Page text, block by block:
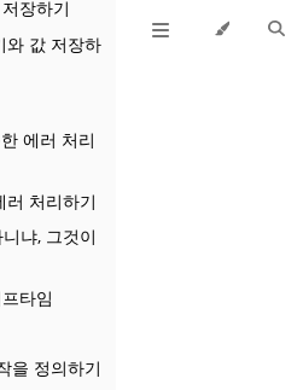
장하기
와 값 저장하
에러 처리
처리하기
냐, 그것이
타임
을 정의하기